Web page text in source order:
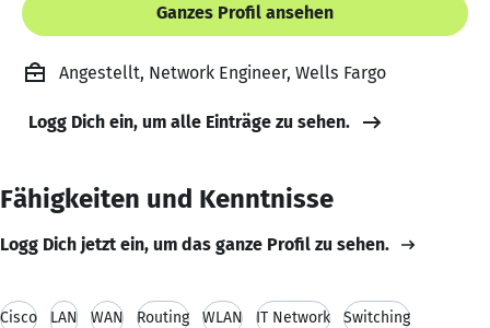
Ganzes Profil ansehen
Angestellt, Network Engineer, Wells Fargo
Logg Dich ein, um alle Einträge zu sehen.
Fähigkeiten und Kenntnisse
Logg Dich jetzt ein, um das ganze Profil zu sehen.
Cisco LAN WAN Routing WLAN IT Network Switching